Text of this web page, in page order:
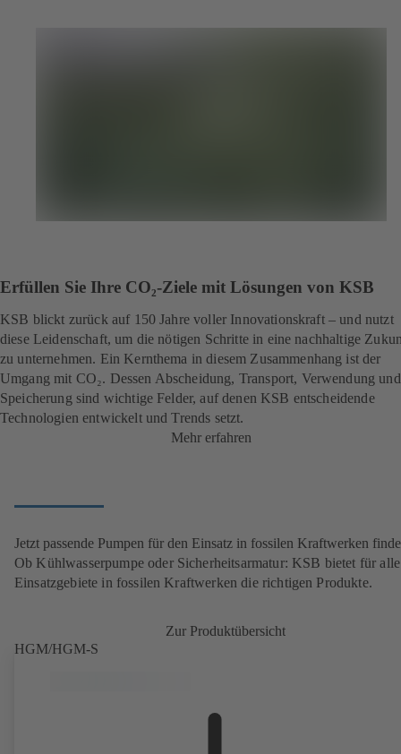
Erfüllen Sie Ihre CO₂-Ziele mit Lösungen von KSB
KSB blickt zurück auf 150 Jahre voller Innovationskraft – und nutzt
diese Leidenschaft, um die nötigen Schritte in eine nachhaltige
zu unternehmen. Ein Kernthema in diesem Zusammenhang ist der
Umgang mit CO₂. Dessen Abscheidung, Transport, Verwendung und
Speicherung sind wichtige Felder, auf denen KSB entscheidende
Technologien entwickelt und Trends setzt.
Mehr erfahren
Jetzt passende Pumpen für den Einsatz in fossilen Kraftwerken
Ob Kühlwasserpumpe oder Sicherheitsarmatur: KSB bietet für alle
Einsatzgebiete in fossilen Kraftwerken die richtigen Produkte.
Zur Produktübersicht
HGM/HGM-S